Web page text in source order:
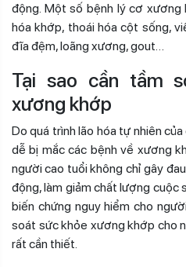
động. Một số bệnh lý cơ
hóa khớp, thoái hóa cột sống,
đĩa đệm, loãng xương, gout…
Tại sao cần tầm
xương khớp
Do quá trình lão hóa tự nhiên
dễ bị mắc các bệnh về xương
người cao tuổi không chỉ gây
động, làm giảm chất lượng cuộc
biến chứng nguy hiểm cho
soát sức khỏe xương khớp cho
rất cần thiết.